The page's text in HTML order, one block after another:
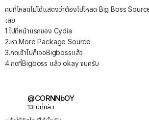
คนที่โหลดไม่ได้แสดงว่าต้องไปโหลด Big Boss
เลย
1.ไปที่หน้าแรกของ Cydia
2.หา More Package Source
3.กดเข้าไปก็เจอBigbossแล้ว
4.กดที่Bigboss แล้ว okay จบครับ
@CORNNbOY
13 ปีที่แล้ว